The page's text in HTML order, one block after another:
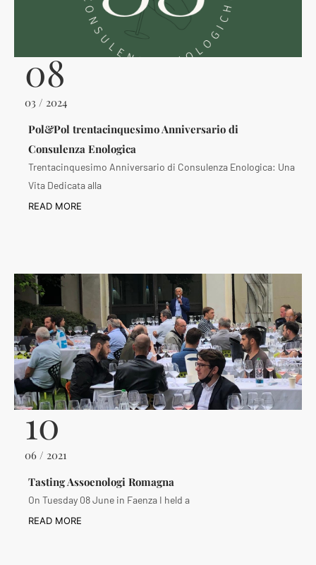
08
03 / 2024
Pol&Pol trentacinquesimo Anniversario di
Consulenza Enologica
Trentacinquesimo Anniversario di Consulenza Enologica: Una
Vita Dedicata alla
READ MORE
10
06 / 2021
Tasting Assoenologi Romagna
On Tuesday 08 June in Faenza I held a
READ MORE